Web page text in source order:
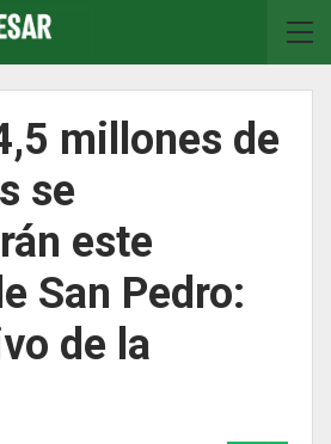
millones de
se
este
San Pedro:
de la